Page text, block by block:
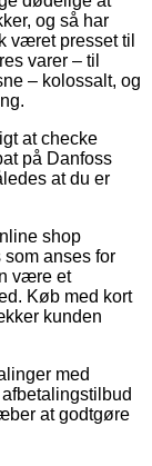
og så har
været presset til
varer – til
– kolossalt, og
at checke
på Danfoss
at du er
shop
anses for
være et
Køb med kort
kunden
med
at godtgøre